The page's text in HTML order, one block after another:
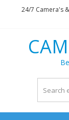
24/7 Camera's